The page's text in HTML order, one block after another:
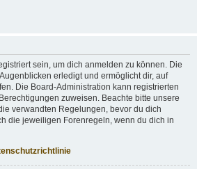
sein, um dich anmelden zu können. Die
erledigt und ermöglicht dir, auf
Die Board-Administration kann registrierten
zuweisen. Beachte bitte unsere
verwandten Regelungen, bevor du dich
die jeweiligen Forenregeln, wenn du dich in